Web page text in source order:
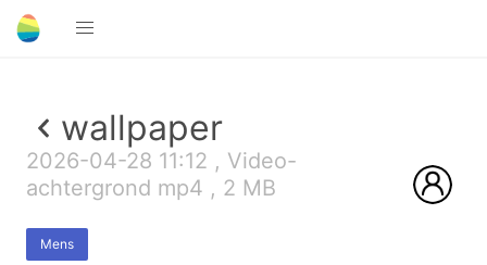
wallpaper
2026-04-28 11:12 , Video-
achtergrond mp4 , 2 MB
Mens